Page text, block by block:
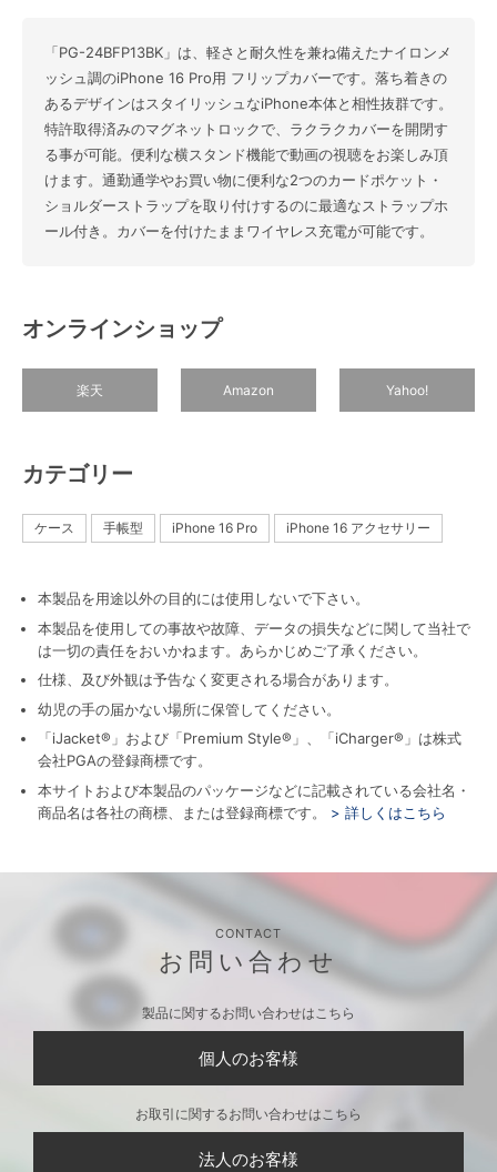
「PG-24BFP13BK」は、軽さと耐久性を兼ね備えたナイロンメ
ッシュ調のiPhone 16 Pro用 フリップカバーです。落ち着きの
あるデザインはスタイリッシュなiPhone本体と相性抜群です。
特許取得済みのマグネットロックで、ラクラクカバーを開閉す
る事が可能。便利な横スタンド機能で動画の視聴をお楽しみ頂
けます。通勤通学やお買い物に便利な2つのカードポケット・
ショルダーストラップを取り付けするのに最適なストラップホ
ール付き。カバーを付けたままワイヤレス充電が可能です。
オンラインショップ
楽天 Amazon Yahoo!
カテゴリー
ケース 手帳型 iPhone 16 Pro iPhone 16 アクセサリー
本製品を用途以外の目的には使用しないで下さい。
本製品を使用しての事故や故障、データの損失などに関して当社で
は一切の責任をおいかねます。あらかじめご了承ください。
仕様、及び外観は予告なく変更される場合があります。
幼児の手の届かない場所に保管してください。
「iJacket®」および「Premium Style®」、「iCharger®」は株式
会社PGAの登録商標です。
本サイトおよび本製品のパッケージなどに記載されている会社名・
商品名は各社の商標、または登録商標です。
> 詳しくはこちら
CONTACT
お問い合わせ
製品に関するお問い合わせはこちら
個人のお客様
お取引に関するお問い合わせはこちら
法人のお客様